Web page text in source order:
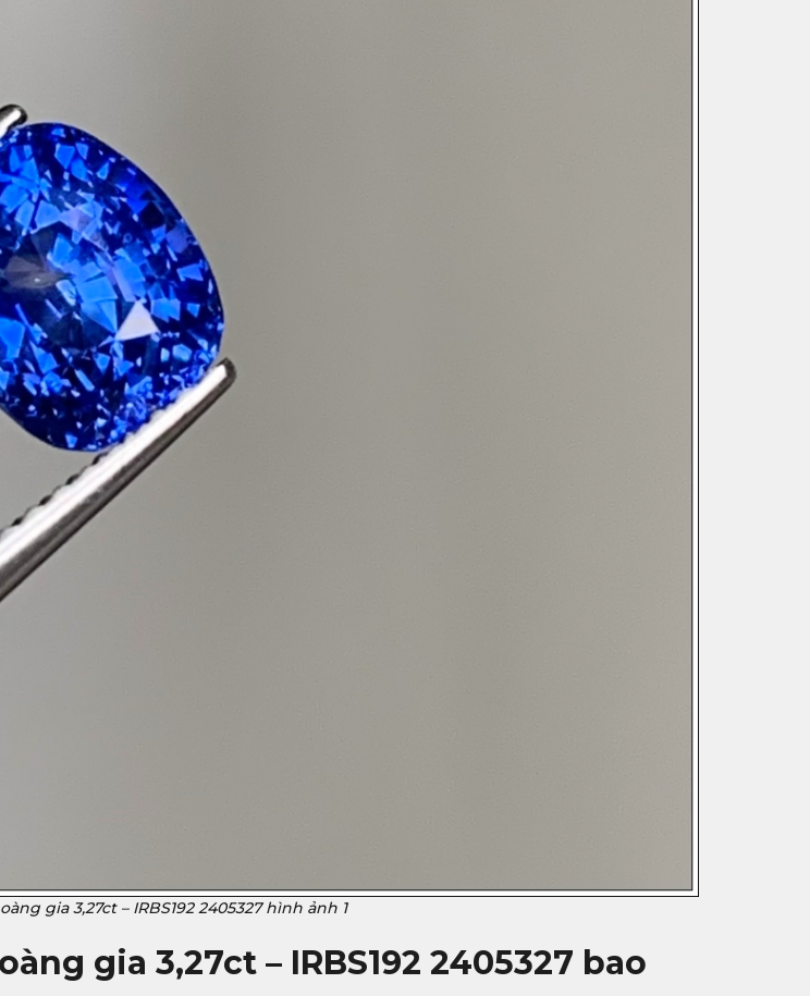
gia 3,27ct – IRBS192 2405327 hình ảnh 1
gia 3,27ct – IRBS192 2405327 bao